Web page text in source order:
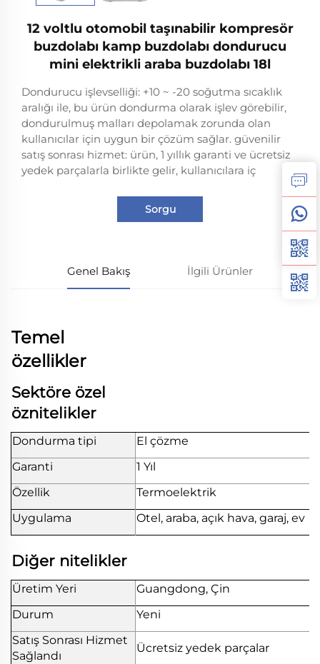
12 voltlu otomobil taşınabilir kompresör
buzdolabı kamp buzdolabı dondurucu
mini elektrikli araba buzdolabı 18l
Dondurucu işlevselliği: +10 ~ -20 soğutma sıcaklık
aralığı ile, bu ürün dondurma olarak işlev görebilir,
dondurulmuş malları depolamak zorunda olan
kullanıcılar için uygun bir çözüm sağlar. güvenilir
satış sonrası hizmet: ürün, 1 yıllık garanti ve ücretsiz
yedek parçalarla birlikte gelir, kullanıcılara iç
Sorgu
Genel Bakış İlgili Ürünler
Temel
özellikler
Sektöre özel
öznitelikler
Dondurma tipi
El çözme
Garanti
1 Yıl
Özellik
Termoelektrik
Uygulama
Otel, araba, açık hava, garaj, ev
Diğer nitelikler
Üretim Yeri
Guangdong, Çin
Durum
Yeni
Satış Sonrası Hizmet
Sağlandı
Ücretsiz yedek parçalar